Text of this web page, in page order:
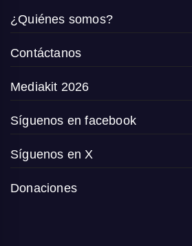
¿Quiénes somos?
Contáctanos
Mediakit 2026
Síguenos en facebook
Síguenos en X
Donaciones